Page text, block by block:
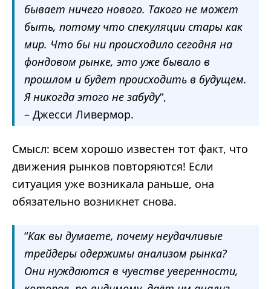
бывает ничего нового. Такого не может
быть, потому что спекуляции стары как
мир. Что бы ни происходило сегодня на
фондовом рынке, это уже бывало в
прошлом и будет происходить в будущем.
Я никогда этого не забуду“,
– Джесси Ливермор.
Смысл: всем хорошо известен тот факт, что
движения рынков повторяются! Если
ситуация уже возникала раньше, она
обязательно возникнет снова.
“Как вы думаете, почему неудачливые
трейдеры одержимы анализом рынка?
Они нуждаются в чувстве уверенности,